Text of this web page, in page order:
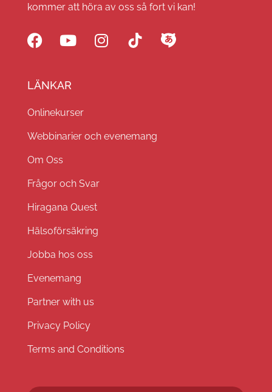
kommer att höra av oss så fort vi kan!
LÄNKAR
Onlinekurser
Webbinarier och evenemang
Om Oss
Frågor och Svar
Hiragana Quest
Hälsoförsäkring
Jobba hos oss
Evenemang
Partner with us
Privacy Policy
Terms and Conditions